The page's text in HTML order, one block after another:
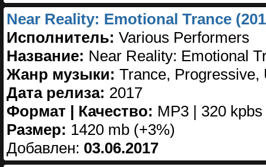
Near Reality: Emotional Trance
Исполнитель: Various Performers
Название: Near Reality: Emotional
Жанр музыки: Trance, Progressive,
Дата релиза: 2017
Формат | Качество: MP3 | 320 kpbs
Размер: 1420 mb (+3%)
Добавлен: 03.06.2017